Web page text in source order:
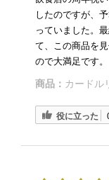
したのですが、
っていました。
て、この商品を
ので大満足です。
商品： カードル
役に立った